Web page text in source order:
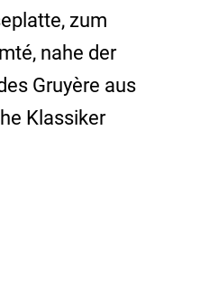
zum
nahe der
Gruyère aus
Klassiker